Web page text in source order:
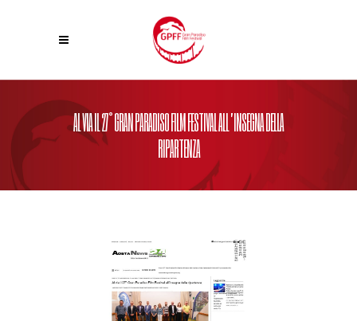
AL VIA IL 27° GRAN PARADISO FILM FESTIVAL ALL’INSEGNA DELLA
RIPARTENZA